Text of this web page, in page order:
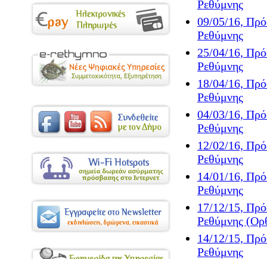
Ρεθύμνης
09/05/16,
Ρεθύμνης
25/04/16,
Ρεθύμνης
18/04/16,
Ρεθύμνης
04/03/16,
Ρεθύμνης
12/02/16,
Ρεθύμνης
14/01/16,
Ρεθύμνης
17/12/15,
Ρεθύμνης
14/12/15,
Ρεθύμνης